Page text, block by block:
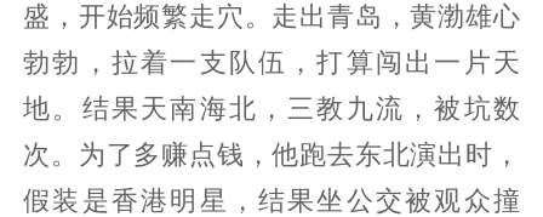
盛，开始频繁走穴。走出青岛，黄渤雄心
勃勃，拉着一支队伍，打算闯出一片天
地。结果天南海北，三教九流，被坑数
次。为了多赚点钱，他跑去东北演出时，
假装是香港明星，结果坐公交被观众撞